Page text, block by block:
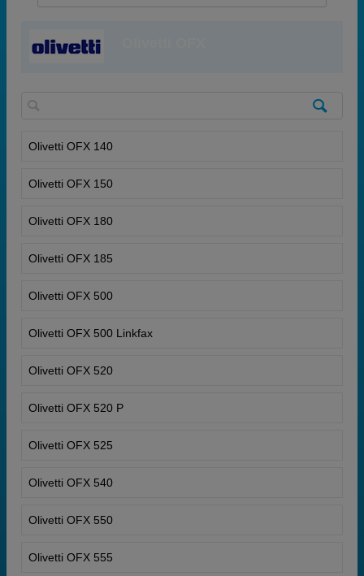
Olivetti OFX 140
Olivetti OFX 150
Olivetti OFX 180
Olivetti OFX 185
Olivetti OFX 500
Olivetti OFX 500 Linkfax
Olivetti OFX 520
Olivetti OFX 520 P
Olivetti OFX 525
Olivetti OFX 540
Olivetti OFX 550
Olivetti OFX 555